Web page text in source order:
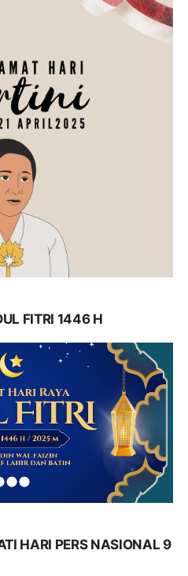
FITRI 1446 H
HARI PERS NASIONAL 9